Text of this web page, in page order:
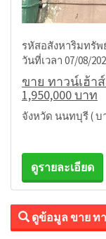
รหัสอสังหาริมทรัพ
วันที่เวลา 07/08/
ขาย ทาวน์เฮ้า
1,950,000 บาท
จังหวัด นนทบุรี ( บ
ดูรายละเอียด
ดูข้อมูล ขาย ท